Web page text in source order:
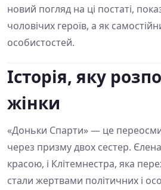
новий погляд на ці постаті,
чоловічих героїв, а як
особистостей.
Історія, яку
жінки
«Доньки Спарти» — це
через призму двох сестер.
красою, і Клітемнестра, яка
стали жертвами політичних і